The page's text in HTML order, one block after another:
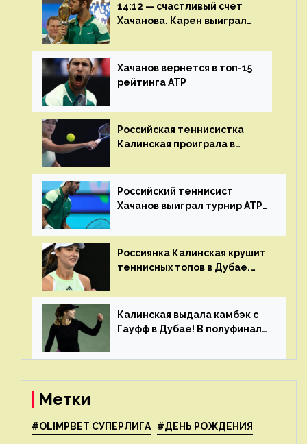
14:12 — счастливый счет
Хачанова. Карен выиграл
Хачанов вернется в топ-15
рейтинга ATP
Российская теннисистка
Калинская проиграла в
Российский теннисист
Хачанов выиграл турнир ATP
Россиянка Калинская крушит
теннисных топов в Дубае.
рейтинга
Калинская выдала камбэк с
Гауфф в Дубае! В полуфинале
Свёнтек
Метки
#OLIMPBET СУПЕРЛИГА #ДЕНЬ РОЖДЕНИЯ